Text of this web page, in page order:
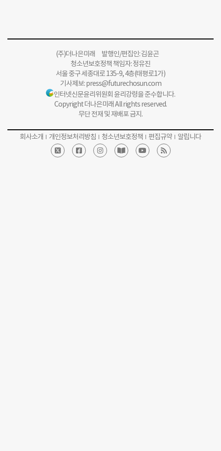
(주)더나은미래 발행인/편집인: 김윤곤
청소년보호정책 책임자: 정유진
서울 중구 세종대로 135-9, 4층(태평로1가)
기사제보:press@futurechosun.com
인터넷신문윤리위원회 윤리강령을 준수합니다.
Copyright 더나은미래 All rights reserved.
무단 전재 및 재배포 금지.
회사소개 개인정보처리방침 청소년보호정책 편집규약 알립니다